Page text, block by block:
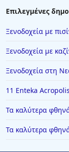
Επιλεγμένες
Ξενοδοχεία με
Ξενοδοχεία με
Ξενοδοχεία στη
11 Enteka
Τα καλύτερα
Τα καλύτερα